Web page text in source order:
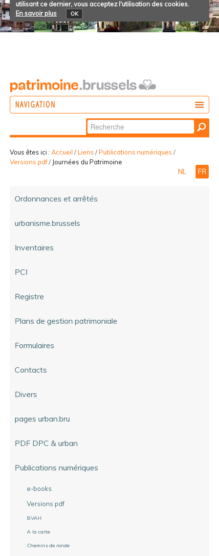
utilisant ce dernier, vous acceptez l'utilisation des cookies.
En savoir plus
OK
NAVIGATION
PARTICIPER
Chercher par
Recherche
avancée…
Vous êtes ici : Accueil /Liens /Publications numériques /
Versions pdf/ Journées du Patrimoine
NL FR
Ordonnances et arrêtés
urbanisme.brussels
Inventaires
PCI
Registre
Plans de gestion patrimoniale
Formulaires
Contacts
Divers
pages urban.bru
PDF DPC & urban
Publications numériques
e-books
Versions pdf
BVAH
A la carte
Chemins de ronde